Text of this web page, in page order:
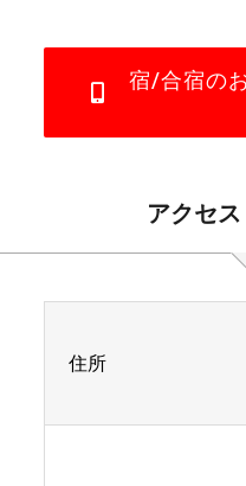
宿/合宿の
アクセ
住所